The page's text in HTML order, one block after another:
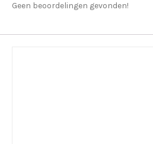
Geen beoordelingen gevonden!